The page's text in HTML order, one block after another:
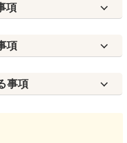
項
項
事項